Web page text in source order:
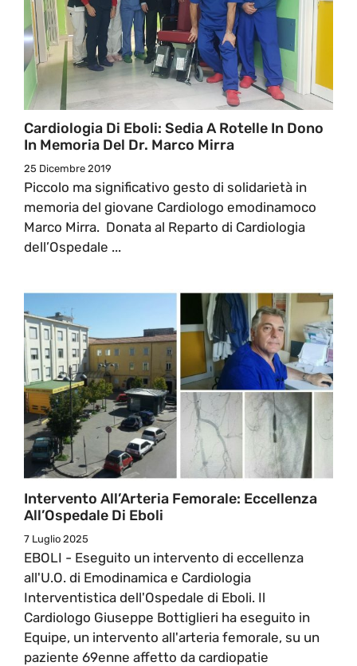
Cardiologia Di Eboli: Sedia A Rotelle In Dono
In Memoria Del Dr. Marco Mirra
25 Dicembre 2019
Piccolo ma significativo gesto di solidarietà in
memoria del giovane Cardiologo emodinamoco
Marco Mirra. Donata al Reparto di Cardiologia
dell’Ospedale ...
Intervento All’Arteria Femorale: Eccellenza
All’Ospedale Di Eboli
7 Luglio 2025
EBOLI - Eseguito un intervento di eccellenza
all'U.O. di Emodinamica e Cardiologia
Interventistica dell'Ospedale di Eboli. Il
Cardiologo Giuseppe Bottiglieri ha eseguito in
Equipe, un intervento all'arteria femorale, su un
paziente 69enne affetto da cardiopatie